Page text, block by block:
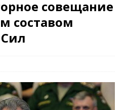
совещание
составом